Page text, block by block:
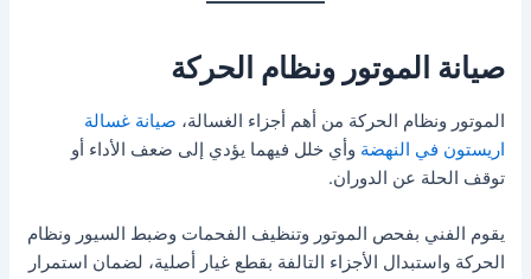
صيانة الموتور ونظام الحركة
الموتور ونظام الحركة من أهم أجزاء الغسالة، صيانة غسالة
اريستون في النهضة وأي خلل فيهما يؤدي إلى ضعف الأداء أو
توقف الحلة عن الدوران.
يقوم الفني بفحص الموتور وتنظيف الفحمات وضبط السيور ونظام
الحركة واستبدال الأجزاء التالفة بقطع غيار أصلية، لضمان استمرار